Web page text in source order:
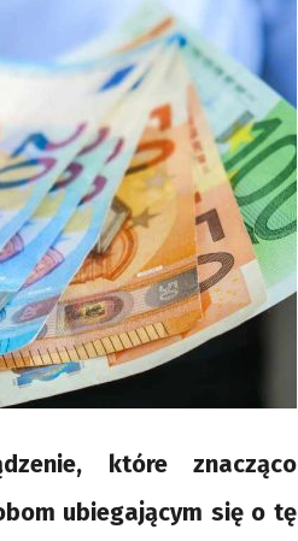
które znacząco
ubiegającym się o tę